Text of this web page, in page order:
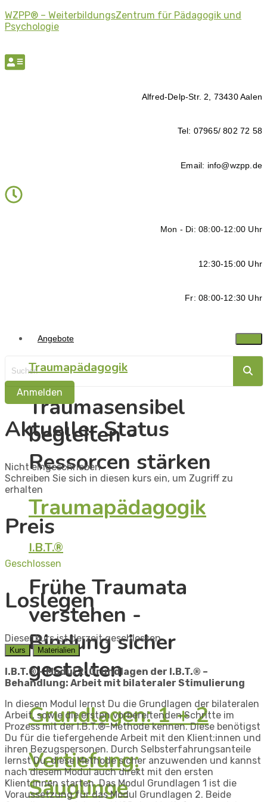
WZPP® – WeiterbildungsZentrum für Pädagogik und
Psychologie
Alfred-Delp-Str. 2, 73430 Aalen
Tel: 07965/ 802 72 58
Email: info@wzpp.de
Mon - Di: 08:00-12:00 Uhr
12:30-15:00 Uhr
Fr: 08:00-12:30 Uhr
Angebote
Traumapädagogik
Traumasensibel
begleiten -
Ressorcen stärken
Traumapädagogik
I.B.T.®
Frühe Traumata
verstehen -
Bindung sicher
gestalten
Grundlagen: 1 + 2
Vertiefung:
Säuglinge
Anmelden
Aktueller Status
Nicht eingeschrieben
Schreiben Sie sich in diesen kurs ein, um Zugriff zu
erhalten
Preis
Geschlossen
Loslegen
Dieser kurs ist derzeit geschlossen
Kurs Materialien
I.B.T.® – Modul 2:Grundlagen der I.B.T.® –
Behandlung: Arbeit mit bilateraler Stimulierung
In diesem Modul lernst Du die Grundlagen der bilateralen
Arbeit, sowie die ersten vorbereitenden Schritte im
Prozess mit der I.B.T.®-Methode kennen. Diese benötigst
Du für die tiefergehende Arbeit mit den Klient:innen und
ihren Bezugspersonen. Durch Selbsterfahrungsanteile
lernst Du, diese Methode sicher anzuwenden und kannst
nach diesem Modul auch direkt mit den ersten
Klient:innen starten. Das Modul Grundlagen 1 ist die
Voraussetzung für das Modul Grundlagen 2. Beide